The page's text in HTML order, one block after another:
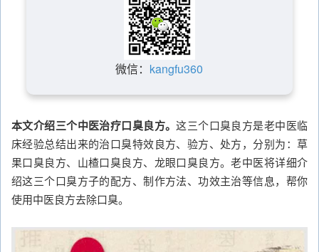
微信： kangfu360
本文介绍三个中医治疗口臭良方。这三个口臭良方是老中医临
床经验总结出来的治口臭特效良方、验方、处方，分别为：草
果口臭良方、山楂口臭良方、龙眼口臭良方。老中医将详细介
绍这三个口臭方子的配方、制作方法、功效主治等信息，帮你
使用中医良方去除口臭。